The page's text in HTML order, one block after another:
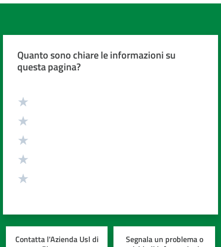
Quanto sono chiare le informazioni su
questa pagina?
Contatta l'Azienda Usl di
Segnala un problema o